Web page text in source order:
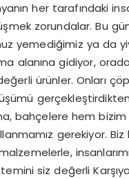
her tarafındaki
zorundalar. Bu
yemediğimiz ya da
alanına gidiyor,
ürünler. Onları
bahçelere hem
gerekiyor.
siz değerli